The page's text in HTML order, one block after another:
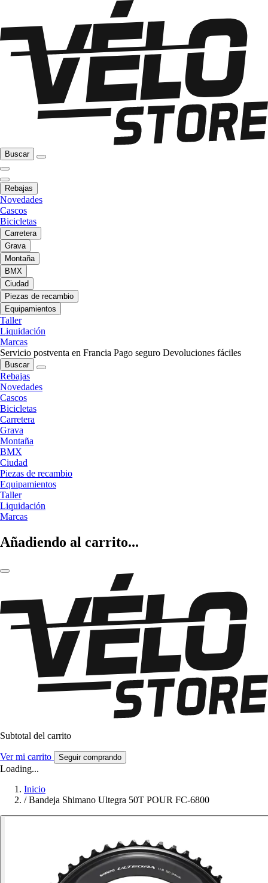
Buscar
Rebajas
Novedades
Cascos
Bicicletas
Carretera
Grava
Montaña
BMX
Ciudad
Piezas de recambio
Equipamientos
Taller
Liquidación
Marcas
Servicio postventa en Francia Pago seguro Devoluciones fáciles
Buscar
Rebajas
Novedades
Cascos
Bicicletas
Carretera
Grava
Montaña
BMX
Ciudad
Piezas de recambio
Equipamientos
Taller
Liquidación
Marcas
Añadiendo al carrito...
Subtotal del carrito
Ver mi carrito Seguir comprando
Loading...
Inicio
/ Bandeja Shimano Ultegra 50T POUR FC-6800